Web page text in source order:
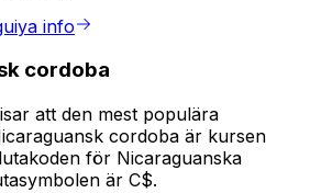
info
cordoba
att den mest populära
cordoba är kursen
för Nicaraguanska
är C$.